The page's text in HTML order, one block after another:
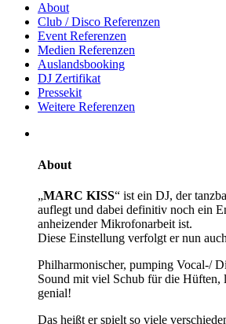
About
Club / Disco Referenzen
Event Referenzen
Medien Referenzen
Auslandsbooking
DJ Zertifikat
Pressekit
Weitere Referenzen
About
„MARC KISS“ ist ein DJ, der
auflegt und dabei definitiv noch ein
anheizender Mikrofonarbeit ist.
Diese Einstellung verfolgt er nun
Philharmonischer, pumping Vocal-/
Sound mit viel Schub für die Hüften,
genial!
Das heißt er spielt so viele